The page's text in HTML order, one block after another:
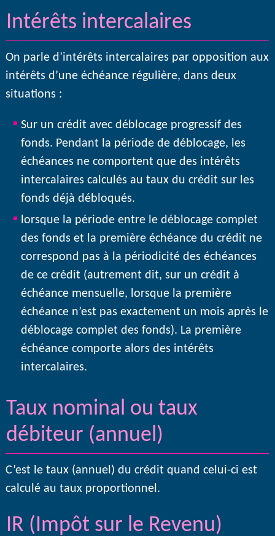
Intérêts intercalaires
On parle d’intérêts intercalaires par opposition aux
intérêts d’une échéance régulière, dans deux
situations :
Sur un crédit avec déblocage progressif des
fonds. Pendant la période de déblocage, les
échéances ne comportent que des intérêts
intercalaires calculés au taux du crédit sur les
fonds déjà débloqués.
lorsque la période entre le déblocage complet
des fonds et la première échéance du crédit ne
correspond pas à la périodicité des échéances
de ce crédit (autrement dit, sur un crédit à
échéance mensuelle, lorsque la première
échéance n’est pas exactement un mois après le
déblocage complet des fonds). La première
échéance comporte alors des intérêts
intercalaires.
Taux nominal ou taux
débiteur (annuel)
C’est le taux (annuel) du crédit quand celui-ci est
calculé au taux proportionnel.
IR (Impôt sur le Revenu)